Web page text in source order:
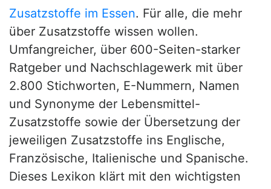
Zusatzstoffe im Essen. Für alle, die mehr
über Zusatzstoffe wissen wollen.
Umfangreicher, über 600-Seiten-starker
Ratgeber und Nachschlagewerk mit über
2.800 Stichworten, E-Nummern, Namen
und Synonyme der Lebensmittel-
Zusatzstoffe sowie der Übersetzung der
jeweiligen Zusatzstoffe ins Englische,
Französische, Italienische und Spanische.
Dieses Lexikon klärt mit den wichtigsten